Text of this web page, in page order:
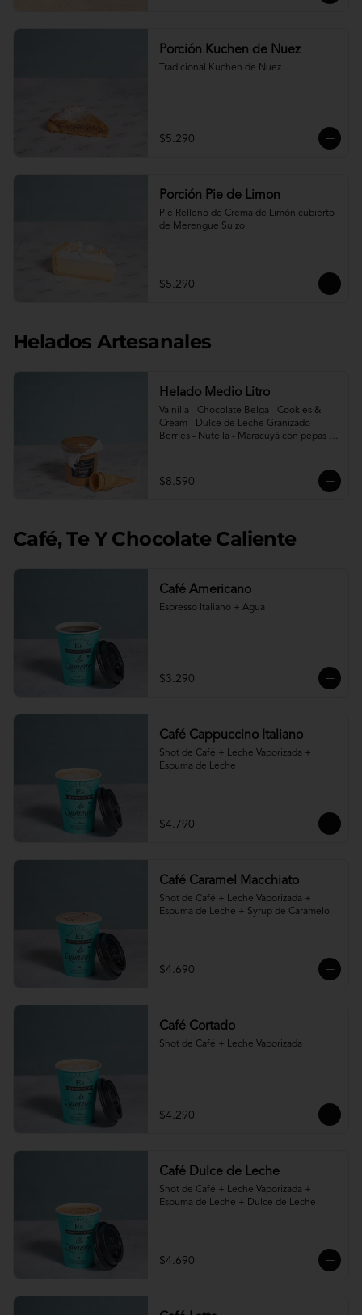
Porción Kuchen de Nuez
Tradicional Kuchen de Nuez
$5.290
Porción Pie de Limon
Pie Relleno de Crema de Limón cubierto
de Merengue Suizo
$5.290
Helados Artesanales
Helado Medio Litro
Vainilla - Chocolate Belga - Cookies &
Cream - Dulce de Leche Granizado -
Berries - Nutella - Maracuyá con pepas -
Incluye 2 conos.
$8.590
Café, Te Y Chocolate Caliente
Café Americano
Espresso Italiano + Agua
$3.290
Café Cappuccino Italiano
Shot de Café + Leche Vaporizada +
Espuma de Leche
$4.790
Café Caramel Macchiato
Shot de Café + Leche Vaporizada +
Espuma de Leche + Syrup de Caramelo
$4.690
Café Cortado
Shot de Café + Leche Vaporizada
$4.290
Café Dulce de Leche
Shot de Café + Leche Vaporizada +
Espuma de Leche + Dulce de Leche
$4.690